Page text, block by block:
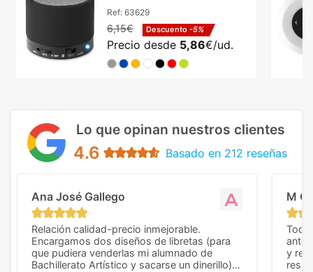
Ref: 63629
6,15€ Descuento -5%
Precio desde 5,86€/ud.
Lo que opinan nuestros clientes
4.6 Basado en 212 reseñas
Ana José Gallego
Relación calidad-precio inmejorable.
Encargamos dos diseños de libretas (para
que pudiera venderlas mi alumnado de
Bachillerato Artístico y sacarse un dinerillo) y
M C
Todo
y